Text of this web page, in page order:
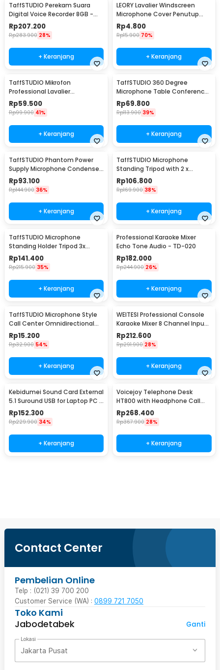
TaffSTUDIO Perekam Suara
Digital Voice Recorder 8GB -
T60
Rp207.200
Rp283.900 28%
+ Keranjang
LEORY Lavalier Windscreen
Microphone Cover Penutup
Busa Mikrofon - LE1
Rp4.800
Rp15.900 70%
+ Keranjang
TaffSTUDIO Mikrofon
Professional Lavalier
Microphone Clip 3.5mm - Q10
Rp59.500
Rp99.900 41%
+ Keranjang
TaffSTUDIO 360 Degree
Microphone Table Conference
Zoom Meeting Studio - iTalk-
02
Rp69.800
Rp113.900 39%
+ Keranjang
TaffSTUDIO Phantom Power
Supply Microphone Condenser
1 Channel 48V - RU-P48V
Rp93.100
Rp144.900 36%
+ Keranjang
TaffSTUDIO Microphone
Standing Tripod with 2 x
Smartphone Holder - NB-03
Rp106.800
Rp169.900 38%
+ Keranjang
TaffSTUDIO Microphone
Standing Holder Tripod 3x
Smartphone Holder - NB-04P
Rp141.400
Rp215.900 35%
+ Keranjang
Professional Karaoke Mixer
Echo Tone Audio - TD-020
Rp182.000
Rp244.900 26%
+ Keranjang
TaffSTUDIO Microphone Style
Call Center Omnidirectional
52dB - MF03
Rp15.200
Rp32.900 54%
+ Keranjang
WEITESI Professional Console
Karaoke Mixer 8 Channel Input
Mic - AM-228
Rp212.600
Rp291.900 28%
+ Keranjang
Kebidumei Sound Card External
5.1 Suround USB for Laptop PC -
CM6206
Rp152.300
Rp229.900 34%
+ Keranjang
Voicejoy Telephone Desk
HT800 with Headphone Call
Center VH500
Rp268.400
Rp367.900 28%
+ Keranjang
Contact Center
Pembelian Online
Telp : (021) 39 700 200
Customer Service (WA) : 0899 721 7050
Toko Kami
Jabodetabek
Ganti
Lokasi
Jakarta Pusat